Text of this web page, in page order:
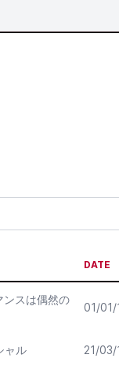
DATE
スは偶然の
01/01/
ャル 21/